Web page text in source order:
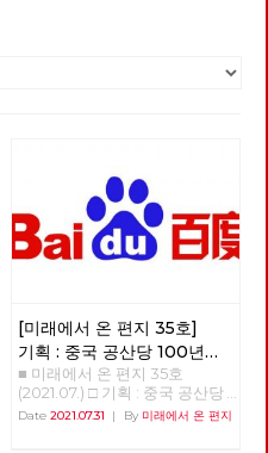
[미래에서 온 편지 35호]
기획 : 중국 공산당 100년
어떻게 평가할 것인가? 1편
■ 미래에서 온 편지 35호
(2021.07.) □ 기획 : 중국 공산당
100년 어떻게 평가할 것인가? 1
Date 2021.07.31 | By 미래에서 온 편지